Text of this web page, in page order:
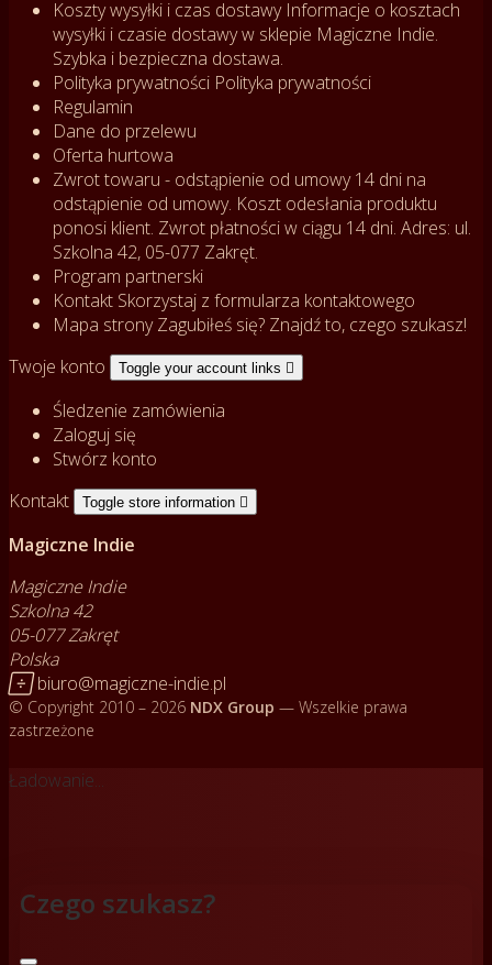
Koszty wysyłki i czas dostawy Informacje o kosztach
wysyłki i czasie dostawy w sklepie Magiczne Indie.
Szybka i bezpieczna dostawa.
Polityka prywatności Polityka prywatności
Regulamin
Dane do przelewu
Oferta hurtowa
Zwrot towaru - odstąpienie od umowy14 dni na
odstąpienie od umowy. Koszt odesłania produktu
ponosi klient. Zwrot płatności w ciągu 14 dni. Adres: ul.
Szkolna 42, 05-077 Zakręt.
Program partnerski
Kontakt Skorzystaj z formularza kontaktowego
Mapa stronyZagubiłeś się? Znajdź to, czego szukasz!
Twoje konto
Toggle your account links 
Śledzenie zamówienia
Zaloguj się
Stwórz konto
Kontakt
Toggle store information 
Magiczne Indie
Magiczne Indie
Szkolna 42
05-077 Zakręt
Polska
 biuro@magiczne-indie.pl
© Copyright 2010 – 2026 NDX Group — Wszelkie prawa
zastrzeżone
Ładowanie...
Czego szukasz?